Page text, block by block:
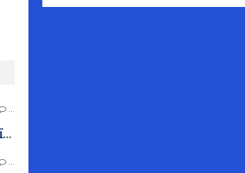
…
Cours d'Anglais de L'Amicale Laïque de Rai
…